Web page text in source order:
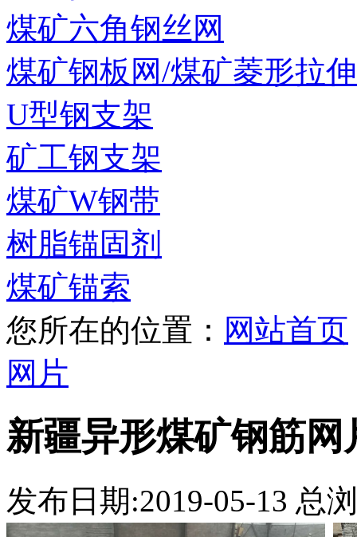
煤矿六角钢丝网
煤矿钢板网/煤矿菱形拉
U型钢支架
矿工钢支架
煤矿W钢带
树脂锚固剂
煤矿锚索
您所在的位置： 网站首页
网片
新疆异形煤矿钢筋网
发布日期:2019-05-13 总